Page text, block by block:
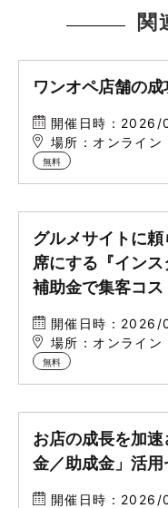
関
ワンオペ店舗の成
開催日時：
場所：オンライン
無料
グルメサイトに
席にする『イン
補助金で集客コ
開催日時：
場所：オンライン
無料
お店の成長を加
金／助成金」活用
開催日時：